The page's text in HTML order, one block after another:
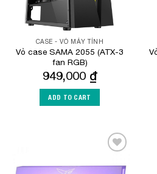
CASE - VỎ MÁY TÍNH
Vỏ case SAMA 2055 (ATX-3
fan RGB)
949,000 ₫
ADD TO CART
Wishlist